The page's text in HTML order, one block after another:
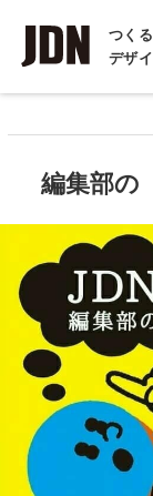
つく
デザ
インタビュ
コラム
編集部の